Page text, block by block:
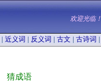
欢迎光临！
近义词 反义词 古文 古诗词
猜成语